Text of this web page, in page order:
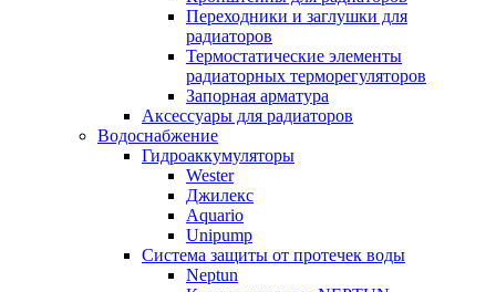
Переходники и заглушки для
радиаторов
Термостатические элементы
радиаторных терморегуляторов
Запорная арматура
Аксессуары для радиаторов
Водоснабжение
Гидроаккумуляторы
Wester
Джилекс
Aquario
Unipump
Система защиты от протечек воды
Neptun